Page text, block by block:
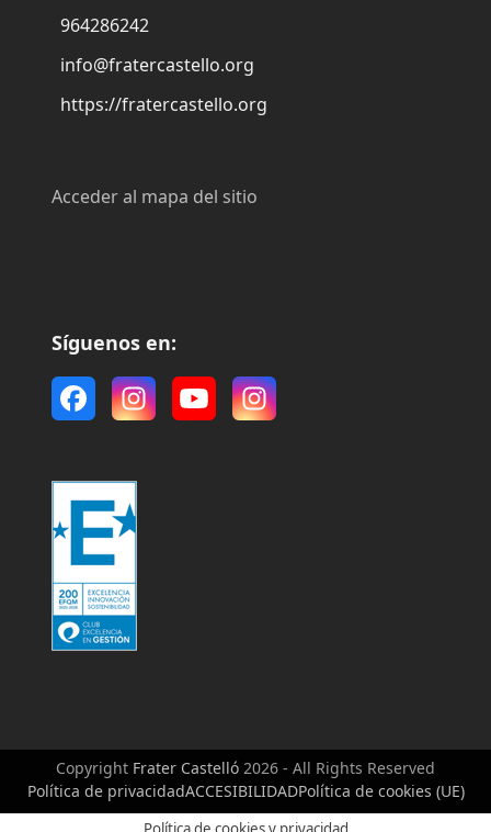
964286242
info@fratercastello.org
https://fratercastello.org
Acceder al mapa del sitio
Síguenos en:
FacebookInstagram
YouTubeInstagram
Copyright Frater Castelló 2026 - All Rights Reserved
Política de privacidadACCESIBILIDADPolítica de cookies (UE)